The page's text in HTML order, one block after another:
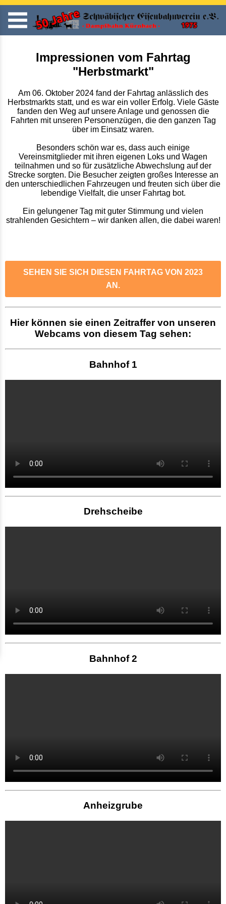
Impressionen vom Fahrtag
"Herbstmarkt"
Am 06. Oktober 2024 fand der Fahrtag anlässlich des
Herbstmarkts statt, und es war ein voller Erfolg. Viele Gäste
fanden den Weg auf unsere Anlage und genossen die
Fahrten mit unseren Personenzügen, die den ganzen Tag
über im Einsatz waren.
Besonders schön war es, dass auch einige
Vereinsmitglieder mit ihren eigenen Loks und Wagen
teilnahmen und so für zusätzliche Abwechslung auf der
Strecke sorgten. Die Besucher zeigten großes Interesse an
den unterschiedlichen Fahrzeugen und freuten sich über die
lebendige Vielfalt, die unser Fahrtag bot.
Ein gelungener Tag mit guter Stimmung und vielen
strahlenden Gesichtern – wir danken allen, die dabei waren!
SEHEN SIE SICH DIESEN FAHRTAG VON 2023
AN.
Hier können sie einen Zeitraffer von unseren
Webcams von diesem Tag sehen:
Bahnhof 1
Drehscheibe
Bahnhof 2
Anheizgrube